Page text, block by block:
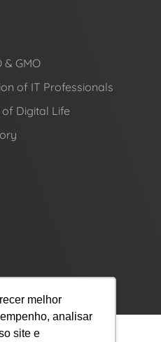
melhor
analisar
site e
& GMO
of IT Professionals
of Digital Life